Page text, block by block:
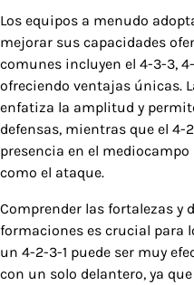
Los equipos a menudo
mejorar sus capacidades
comunes incluyen el 4-3-3,
ofreciendo ventajas únicas.
enfatiza la amplitud y
defensas, mientras que el
presencia en el
como el ataque.
Comprender las fortalezas y
formaciones es crucial para
un 4-2-3-1 puede ser muy
con un solo delantero, ya